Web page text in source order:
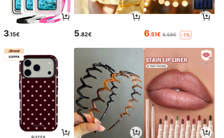
3.15€ 5.82€ 6.51€ 6.58€ -1%